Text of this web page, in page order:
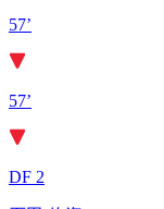
57’
57’
DF 2